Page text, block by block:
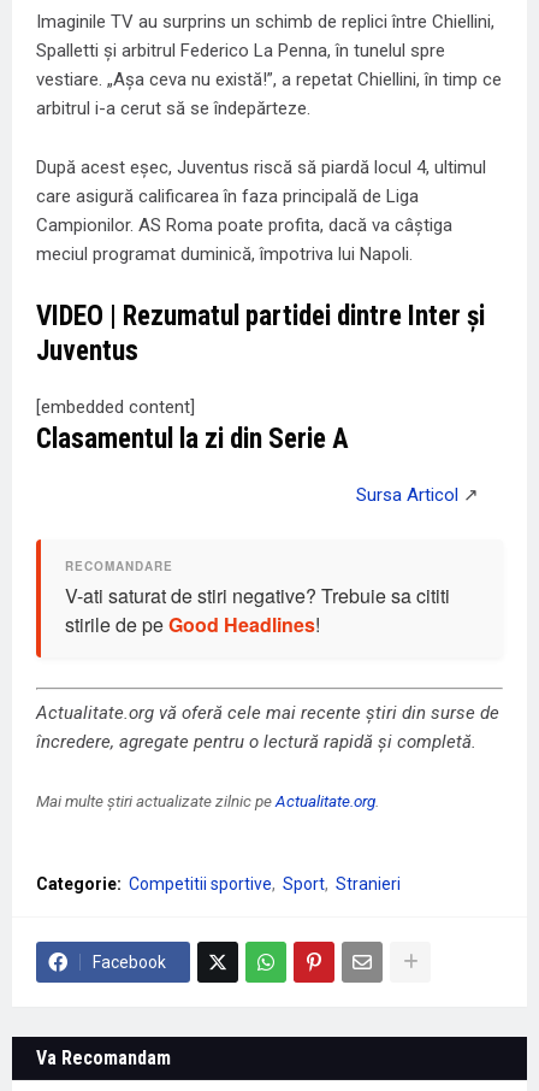
Imaginile TV au surprins un schimb de replici între Chiellini,
Spalletti și arbitrul Federico La Penna, în tunelul spre
vestiare. „Așa ceva nu există!”, a repetat Chiellini, în timp ce
arbitrul i-a cerut să se îndepărteze.
După acest eșec, Juventus riscă să piardă locul 4, ultimul
care asigură calificarea în faza principală de Liga
Campionilor. AS Roma poate profita, dacă va câștiga
meciul programat duminică, împotriva lui Napoli.
VIDEO | Rezumatul partidei dintre Inter și
Juventus
[embedded content]
Clasamentul la zi din Serie A
V-ati saturat de stiri negative? Trebuie sa cititi
stirile de peGood Headlines!
Actualitate.org vă oferă cele mai recente știri din surse de
încredere, agregate pentru o lectură rapidă și completă.
Mai multe știri actualizate zilnic peActualitate.org
Categorie: Competitii sportive Sport Stranieri
Facebook
Va Recomandam